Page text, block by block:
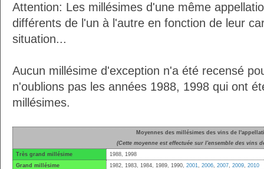
Attention: Les millésimes d'une même
différents de l'un à l'autre en fonction de leur
situation...
Aucun millésime d'exception n'a été recensé
n'oublions pas les années 1988, 1998 qui ont
millésimes.
Moyennes des millésimes des vins de
(Cette moyenne est effectuée sur l'ensemble des vins
Très grand millésime
1988, 1998
Grand millésime
1982, 1983, 1984, 1989, 1990, 2001, 2006, 2007, 2009, 2010